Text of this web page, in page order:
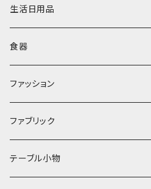
ミラー
ぬいぐるみ
時計
フラワーベース
ランプ
水筒・マグ
カトラリー
食器
その他
生活日用品
タオル・ハンカチ
キッチンクロス
その他
食器
コップ・マグカップ
プレート
ボウル
ファッション
バッグ
エプロン
ファブリック
タオル
テーブル小物